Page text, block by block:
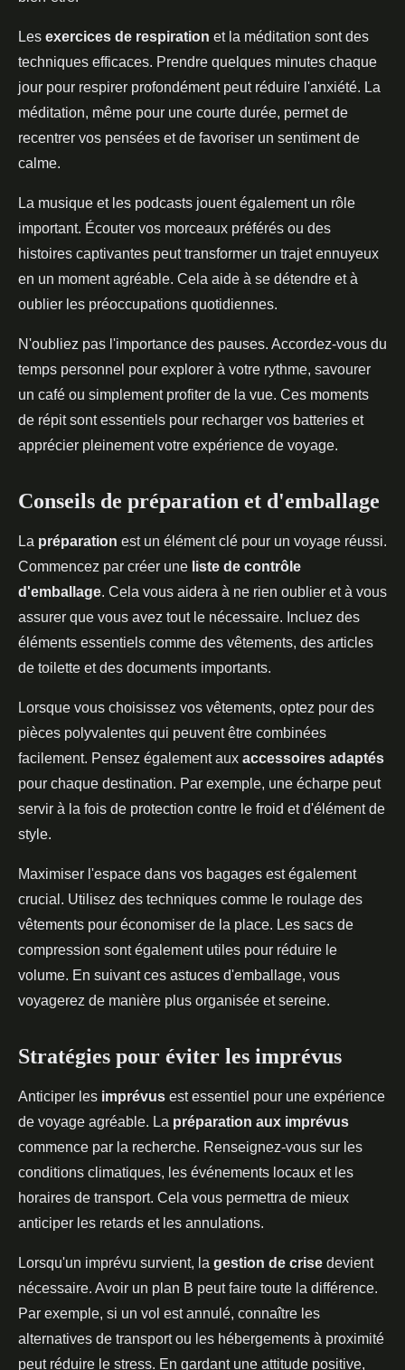
Les exercices de respiration et la méditation sont des
techniques efficaces. Prendre quelques minutes chaque
jour pour respirer profondément peut réduire l'anxiété. La
méditation, même pour une courte durée, permet de
recentrer vos pensées et de favoriser un sentiment de
calme.
La musique et les podcasts jouent également un rôle
important. Écouter vos morceaux préférés ou des
histoires captivantes peut transformer un trajet ennuyeux
en un moment agréable. Cela aide à se détendre et à
oublier les préoccupations quotidiennes.
N'oubliez pas l'importance des pauses. Accordez-vous du
temps personnel pour explorer à votre rythme, savourer
un café ou simplement profiter de la vue. Ces moments
de répit sont essentiels pour recharger vos batteries et
apprécier pleinement votre expérience de voyage.
Conseils de préparation et d'emballage
La préparation est un élément clé pour un voyage réussi.
Commencez par créer une liste de contrôle
d'emballage. Cela vous aidera à ne rien oublier et à vous
assurer que vous avez tout le nécessaire. Incluez des
éléments essentiels comme des vêtements, des articles
de toilette et des documents importants.
Lorsque vous choisissez vos vêtements, optez pour des
pièces polyvalentes qui peuvent être combinées
facilement. Pensez également aux accessoires adaptés
pour chaque destination. Par exemple, une écharpe peut
servir à la fois de protection contre le froid et d'élément de
style.
Maximiser l'espace dans vos bagages est également
crucial. Utilisez des techniques comme le roulage des
vêtements pour économiser de la place. Les sacs de
compression sont également utiles pour réduire le
volume. En suivant ces astuces d'emballage, vous
voyagerez de manière plus organisée et sereine.
Stratégies pour éviter les imprévus
Anticiper les imprévus est essentiel pour une expérience
de voyage agréable. La préparation aux imprévus
commence par la recherche. Renseignez-vous sur les
conditions climatiques, les événements locaux et les
horaires de transport. Cela vous permettra de mieux
anticiper les retards et les annulations.
Lorsqu'un imprévu survient, la gestion de crise devient
nécessaire. Avoir un plan B peut faire toute la différence.
Par exemple, si un vol est annulé, connaître les
alternatives de transport ou les hébergements à proximité
peut réduire le stress. En gardant une attitude positive,